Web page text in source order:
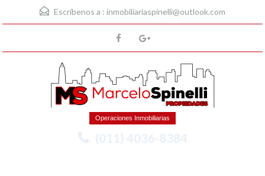
Escríbenos a : inmobiliariaspinelli@outlook.com
Operaciones Inmobiliarias
(011) 4036-8384